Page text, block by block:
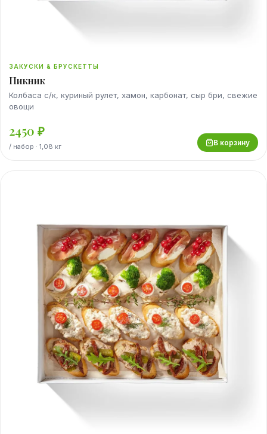
ЗАКУСКИ & БРУСКЕТТЫ
Пикник
Колбаса с/к, куриный рулет, хамон, карбонат, сыр бри, свежие
овощи
2450 ₽
/ набор · 1,08 кг В корзину